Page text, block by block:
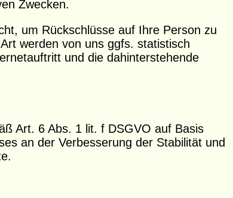
Zwecken.
um Rückschlüsse auf Ihre Person zu
werden von uns ggfs. statistisch
und die dahinterstehende
Art. 6 Abs. 1 lit. f DSGVO auf Basis
an der Verbesserung der Stabilität und